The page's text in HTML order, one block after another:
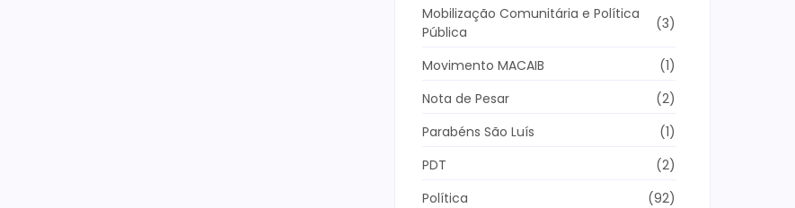
Mobilização Comunitária e Política
Pública
(3)
Movimento MACAIB
(1)
Nota de Pesar
(2)
Parabéns São Luís
(1)
PDT
(2)
Política
(92)